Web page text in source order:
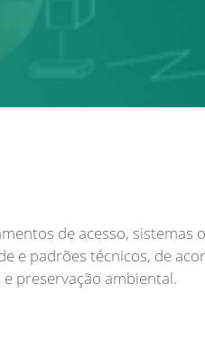
de acesso, sistemas
e padrões técnicos, de
preservação ambiental.